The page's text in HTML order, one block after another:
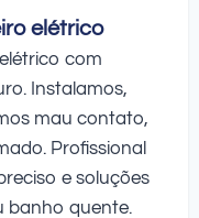
elétrico
com
Instalamos,
mau contato,
Profissional
e soluções
banho quente.